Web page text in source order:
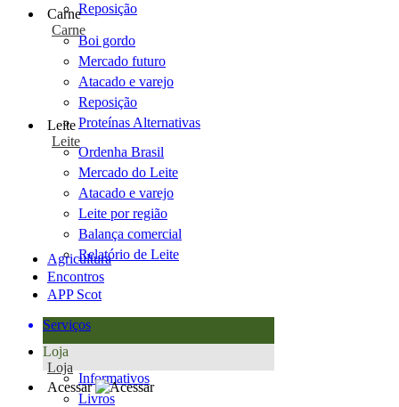
Reposição
Carne
Carne
Boi gordo
Mercado futuro
Atacado e varejo
Reposição
Proteínas Alternativas
Leite
Leite
Ordenha Brasil
Mercado do Leite
Atacado e varejo
Leite por região
Balança comercial
Relatório de Leite
Agricultura
Encontros
APP Scot
Serviços
Loja
Loja
Informativos
Livros
Acessar